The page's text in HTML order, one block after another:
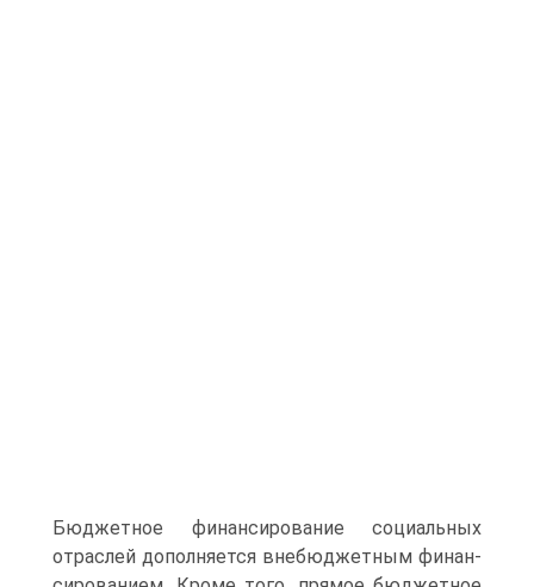
Бюджетное финан­сирование социальных
отраслей дополняется внебюджетным финан­